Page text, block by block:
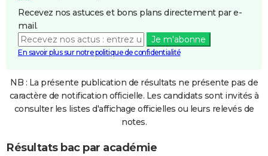
Recevez nos astuces et bons plans directement par e-
mail.
Je m'abonne
En savoir plus sur notre politique de confidentialité
NB : La présente publication de résultats ne présente pas de
caractère de notification officielle. Les candidats sont invités à
consulter les listes d'affichage officielles ou leurs relevés de
notes.
Résultats bac par académie